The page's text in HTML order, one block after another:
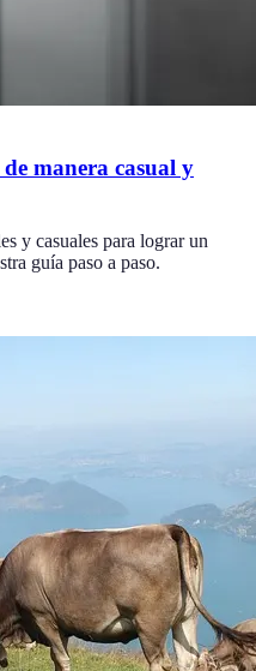
manera casual y
y casuales para lograr un
guía paso a paso.